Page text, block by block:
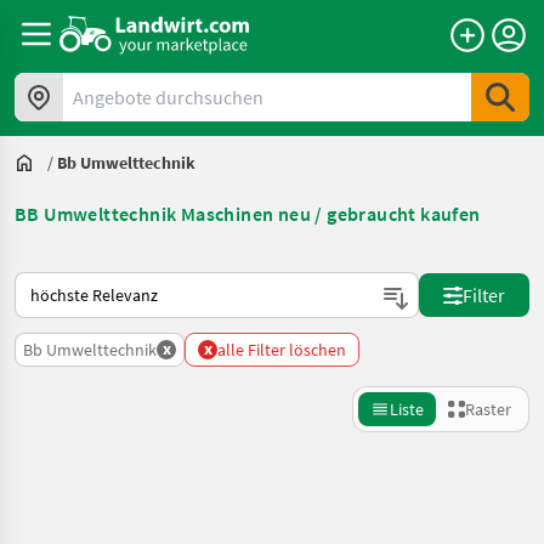
Angebote durchsuchen
/ Bb Umwelttechnik
BB Umwelttechnik Maschinen neu / gebraucht kaufen
So wird auf Landwirt.com sortiert
Filter
Bb Umwelttechnik x x alle Filter löschen
Liste Raster